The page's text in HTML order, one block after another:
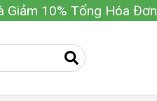
Giảm 10% Tổng Hóa Đơn